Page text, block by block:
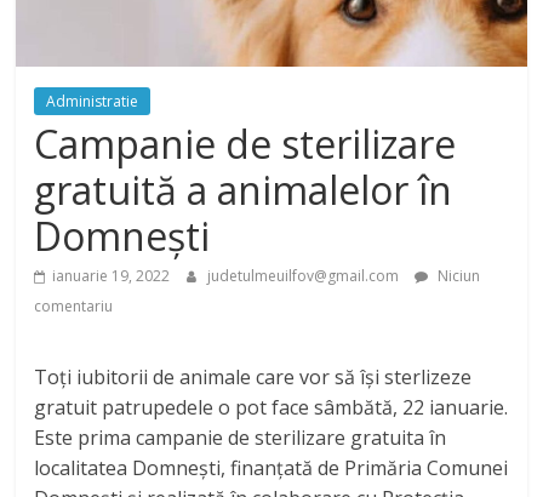
Administratie
Campanie de sterilizare
gratuită a animalelor în
Domnești
ianuarie 19, 2022 judetulmeuilfov@gmail.com
Niciun
comentariu
Toți iubitorii de animale care vor să își sterlizeze
gratuit patrupedele o pot face sâmbătă, 22 ianuarie.
Este prima campanie de sterilizare gratuita în
localitatea Domnești, finanțată de Primăria Comunei